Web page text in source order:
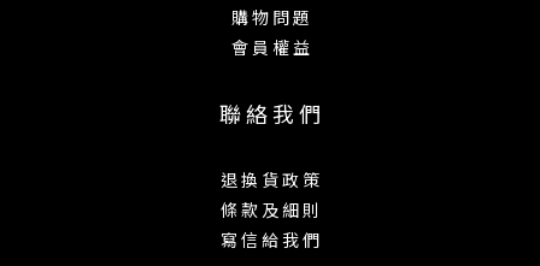
購 物 問 題
會 員 權 益
聯 絡 我 們
退 換 貨 政 策
條 款 及 細 則
寫 信 給 我 們